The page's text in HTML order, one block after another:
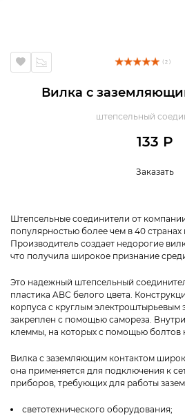
( 2 )
Вилка с
штепсельный
133 Р
Заказать
Штепсельные соединители от
популярностью более чем в 40 странах
Производитель создает недорогие
что получила широкое признание
Это надежный штепсельный
пластика ABС белого цвета.
корпуса с круглым электроштырьевым
закреплен с помощью самореза.
клеммы, на которых с помощью болтов
Вилка с заземляющим контактом
она применяется для подключения к
приборов, требующих для работы
светотехнического оборудования;